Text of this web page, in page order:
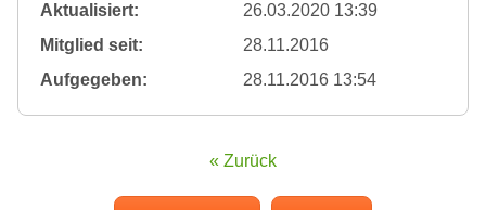
Aktualisiert:
26.03.2020 13:39
Mitglied seit:
28.11.2016
Aufgegeben:
28.11.2016 13:54
« Zurück